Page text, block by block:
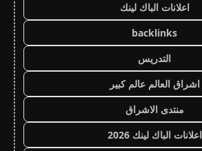
اعلانات الباك لينك
backlinks
التدريس
اشراق العالم عالم كبير
منتدى الاشراق
اعلانات الباك لينك 2026